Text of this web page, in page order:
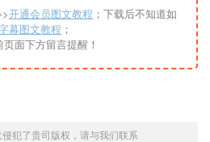
开通会员图文教程 ；下载后不知道如
幕图文教程 ；
面下方留言提醒！
犯了贵司版权，请与我们联系